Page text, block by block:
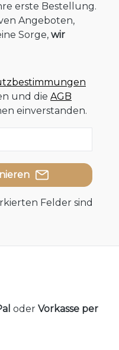
erste Bestellung.
Angeboten,
Sorge, wir
und die AGB
einverstanden.
Felder sind
oder Vorkasse per